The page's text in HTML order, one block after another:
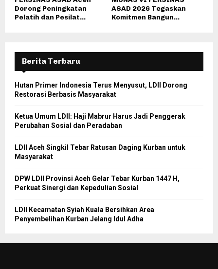
Dorong Peningkatan
Pelatih dan Pesilat...
ASAD 2026 Tegaskan
Komitmen Bangun...
Berita Terbaru
Hutan Primer Indonesia Terus Menyusut, LDII Dorong
Restorasi Berbasis Masyarakat
Ketua Umum LDII: Haji Mabrur Harus Jadi Penggerak
Perubahan Sosial dan Peradaban
LDII Aceh Singkil Tebar Ratusan Daging Kurban untuk
Masyarakat
DPW LDII Provinsi Aceh Gelar Tebar Kurban 1447 H,
Perkuat Sinergi dan Kepedulian Sosial
LDII Kecamatan Syiah Kuala Bersihkan Area
Penyembelihan Kurban Jelang Idul Adha